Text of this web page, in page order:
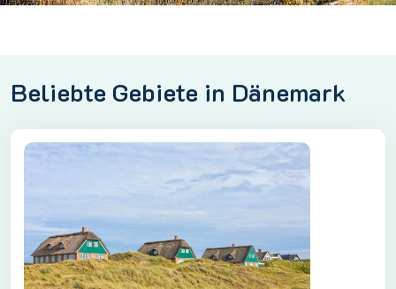
Beliebte Gebiete in Dänemark